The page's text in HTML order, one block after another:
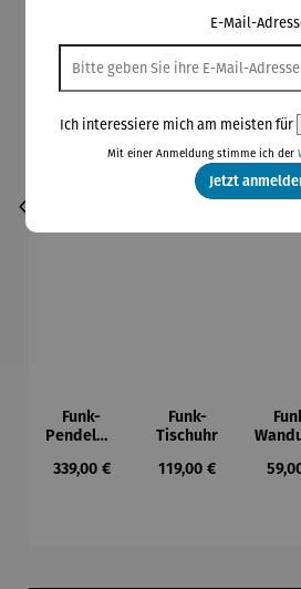
Funk-
Pendelwa
Schwarz
Regulärer Preis:
339,00 €
Funk-
Tischuhr
Regulärer Preis:
119,00 €
s
E-Mail-
Ich interessiere mich am meisten für
Mit einer Anmeldung stimme ich der
Jetzt